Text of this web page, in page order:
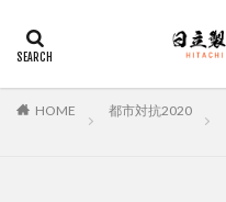
HOME 都市対抗2020
SEO
カテゴリー